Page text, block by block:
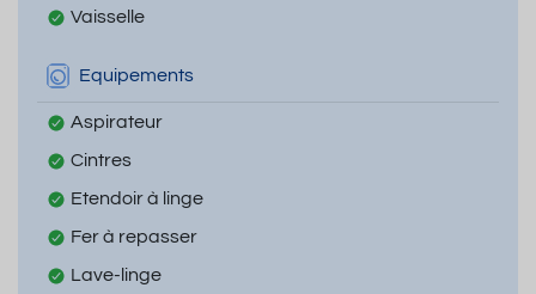
Vaisselle
Equipements
Aspirateur
Cintres
Etendoir à linge
Fer à repasser
Lave-linge